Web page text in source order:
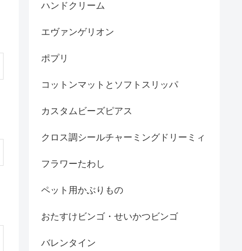
ハンドクリーム
エヴァンゲリオン
ポプリ
コットンマットとソフトスリッパ
カスタムビーズピアス
クロス調シールチャーミングドリーミィ
フラワーたわし
ペット用かぶりもの
おたすけビンゴ・せいかつビンゴ
バレンタイン